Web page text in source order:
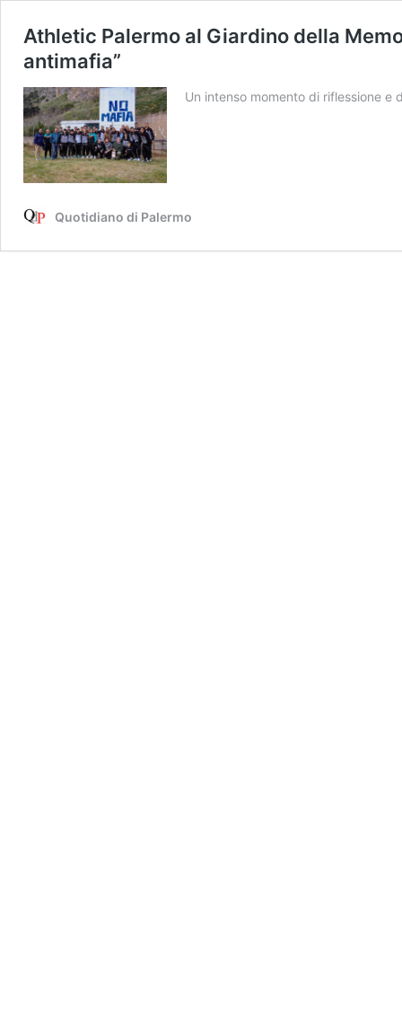
Athletic Palermo al Giardino della
antimafia”
Un intenso momento di riflessione e
Quotidiano di Palermo